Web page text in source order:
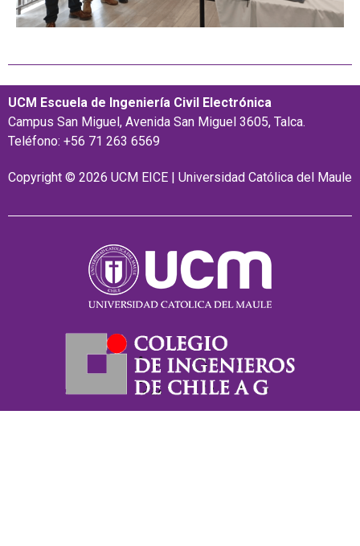
UCM Escuela de Ingeniería Civil Electrónica
Campus San Miguel, Avenida San Miguel 3605, Talca.
Teléfono: +56 71 263 6569
Copyright © 2026 UCM EICE | Universidad Católica del Maule